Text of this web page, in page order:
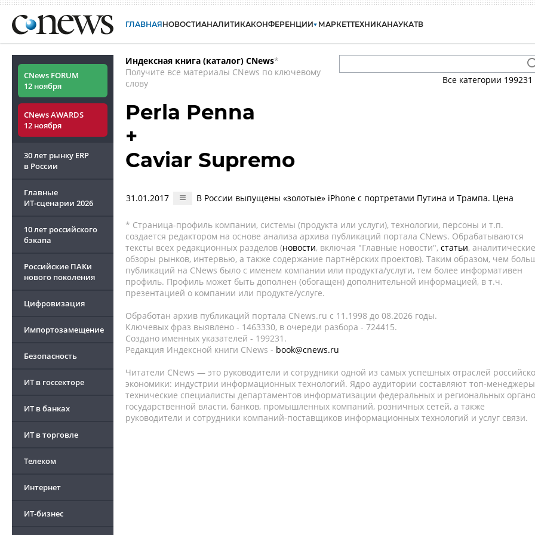
ГЛАВНАЯНОВОСТИАНАЛИТИКАКОНФЕРЕНЦИИ МАРКЕТТЕХНИКАНАУКАТВ
CNews FORUM
12 ноября
CNews AWARDS
12 ноября
30 лет рынку ERP
в России
Главные
ИТ-сценарии 2026
10 лет российского
бэкапа
Российские ПАКи
нового поколения
Цифровизация
Импортозамещение
Безопасность
ИТ в госсекторе
ИТ в банках
ИТ в торговле
Телеком
Интернет
ИТ-бизнес
Индексная книга (каталог) CNews*
Получите все материалы CNews по ключевому
слову
Все категории 199231
Perla Penna
+
Caviar Supremo
31.01.2017 В России выпущены «золотые» iPhone с портретами Путина и Трампа. Цена
* Страница-профиль компании, системы (продукта или услуги), технологии, персоны и т.п.
создается редактором на основе анализа архива публикаций портала CNews. Обрабатываются
тексты всех редакционных разделов (новости, включая "Главные новости", статьи, аналитические
обзоры рынков, интервью, а также содержание партнёрских проектов). Таким образом, чем
публикаций на CNews было с именем компании или продукта/услуги, тем более информативен
профиль. Профиль может быть дополнен (обогащен) дополнительной информацией, в т.ч.
презентацией о компании или продукте/услуге.
Обработан архив публикаций портала CNews.ru c 11.1998 до 08.2026 годы.
Ключевых фраз выявлено - 1463330, в очереди разбора - 724415.
Создано именных указателей - 199231.
Редакция Индексной книги CNews - book@cnews.ru
Читатели CNews — это руководители и сотрудники одной из самых успешных отраслей
экономики: индустрии информационных технологий. Ядро аудитории составляют топ-
технические специалисты департаментов информатизации федеральных и региональных
государственной власти, банков, промышленных компаний, розничных сетей, а также
руководители и сотрудники компаний-поставщиков информационных технологий и услуг связи.